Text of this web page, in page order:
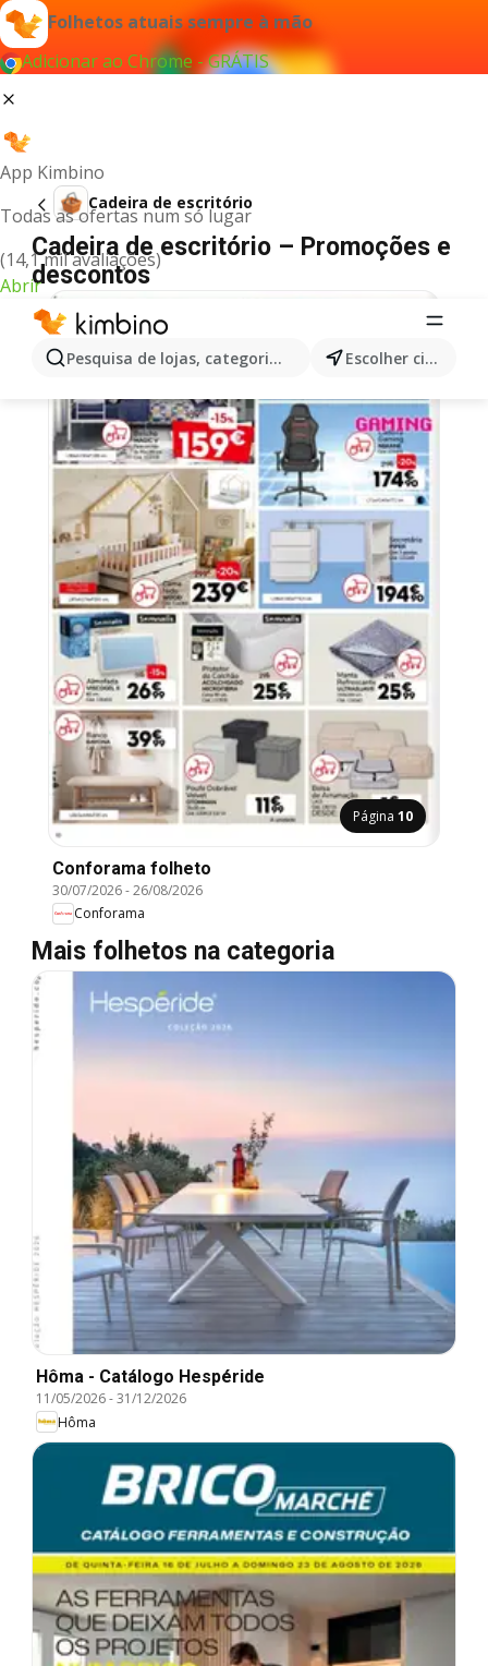
Folhetos atuais sempre à mão
Adicionar ao Chrome - GRÁTIS
App Kimbino
Todas as ofertas num só lugar
(14,1 mil avaliações)
Abrir
Pesquisa de lojas, categorias,produtos... Escolher cidade
Cadeira de escritório
Cadeira de escritório – Promoções e
descontos
Página 10
Conforama folheto
30/07/2026-26/08/2026
Conforama
Mais folhetos na categoria
Hôma - Catálogo Hespéride
11/05/2026-31/12/2026
Hôma